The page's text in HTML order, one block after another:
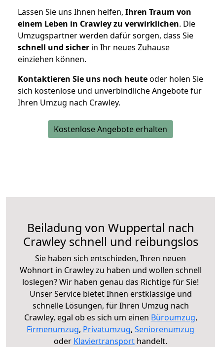
Lassen Sie uns Ihnen helfen, Ihren Traum von
einem Leben in Crawley zu verwirklichen. Die
Umzugspartner werden dafür sorgen, dass Sie
schnell und sicher in Ihr neues Zuhause
einziehen können.
Kontaktieren Sie uns noch heuteoder holen Sie
sich kostenlose und unverbindliche Angebote für
Ihren Umzug nach Crawley.
Kostenlose Angebote erhalten
Beiladung von Wuppertal nach
Crawley schnell und reibungslos
Sie haben sich entschieden, Ihren neuen
Wohnort in Crawley zu haben und wollen schnell
loslegen? Wir haben genau das Richtige für Sie!
Unser Service bietet Ihnen erstklassige und
schnelle Lösungen, für Ihren Umzug nach
Crawley, egal ob es sich um einen Büroumzug,
Firmenumzug, Privatumzug, Seniorenumzug
oder Klaviertransport handelt.